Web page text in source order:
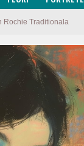
Rochie Traditionala